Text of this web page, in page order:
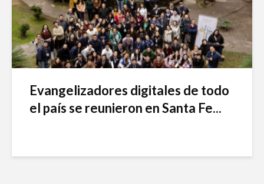
Evangelizadores digitales de todo
el país se reunieron en Santa Fe...